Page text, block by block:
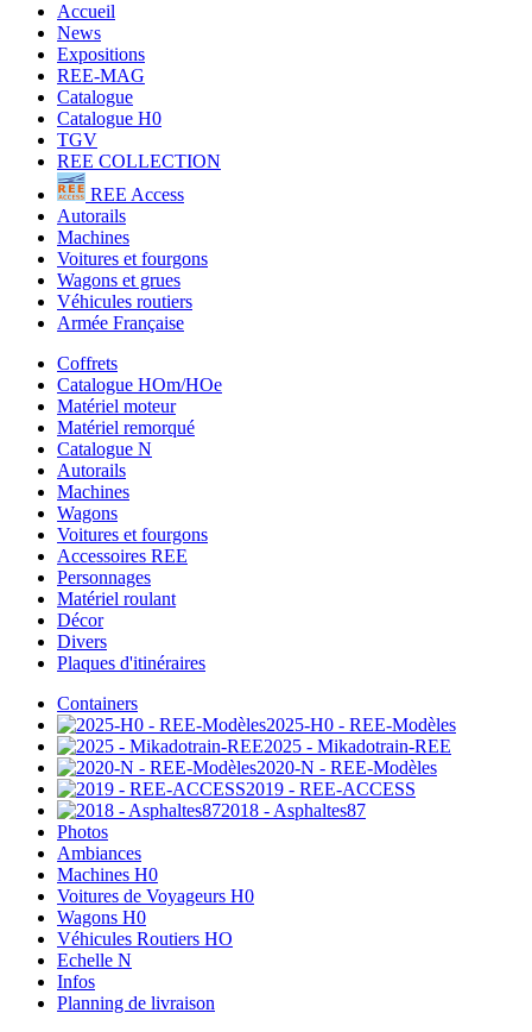
Accueil
News
Expositions
REE-MAG
Catalogue
Catalogue H0
TGV
REE COLLECTION
REE Access
Autorails
Machines
Voitures et fourgons
Wagons et grues
Véhicules routiers
Armée Française
Coffrets
Catalogue HOm/HOe
Matériel moteur
Matériel remorqué
Catalogue N
Autorails
Machines
Wagons
Voitures et fourgons
Accessoires REE
Personnages
Matériel roulant
Décor
Divers
Plaques d'itinéraires
Containers
2025-H0 - REE-Modèles
2025 - Mikadotrain-REE
2020-N - REE-Modèles
2019 - REE-ACCESS
2018 - Asphaltes87
Photos
Ambiances
Machines H0
Voitures de Voyageurs H0
Wagons H0
Véhicules Routiers HO
Echelle N
Infos
Planning de livraison